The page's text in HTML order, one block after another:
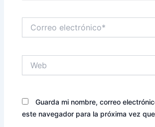
electrónico*
Guarda mi nombre, correo
este navegador para la próxima vez